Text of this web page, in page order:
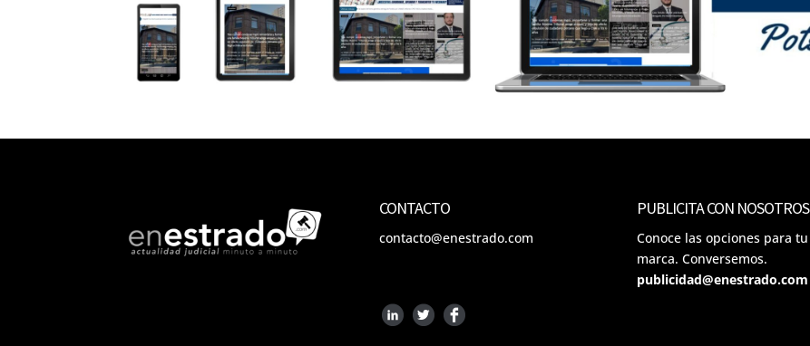
CONTACTO
contacto@enestrado.com
PUBLICITA CON NOSOTROS
Conoce las opciones para tu
marca. Conversemos.
publicidad@enestrado.com